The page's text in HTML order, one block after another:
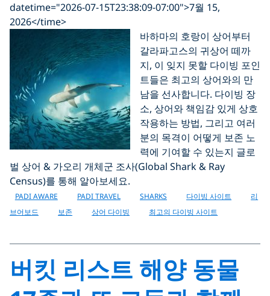
datetime="2026-07-15T23:38:09-07:00">7월 15,
2026</time>
바하마의 호랑이 상어부터
갈라파고스의 귀상어 떼까
지, 이 잊지 못할 다이빙 포인
트들은 최고의 상어와의 만
남을 선사합니다. 다이빙 장
소, 상어와 책임감 있게 상호
작용하는 방법, 그리고 여러
분의 목격이 어떻게 보존 노
력에 기여할 수 있는지 글로
벌 상어 & 가오리 개체군 조사(Global Shark & Ray
Census)를 통해 알아보세요.
PADI AWARE PADI TRAVEL SHARKS 다이빙 사이트
리
브어보드
보존 상어 다이빙 최고의 다이빙 사이트
버킷 리스트 해양 동물